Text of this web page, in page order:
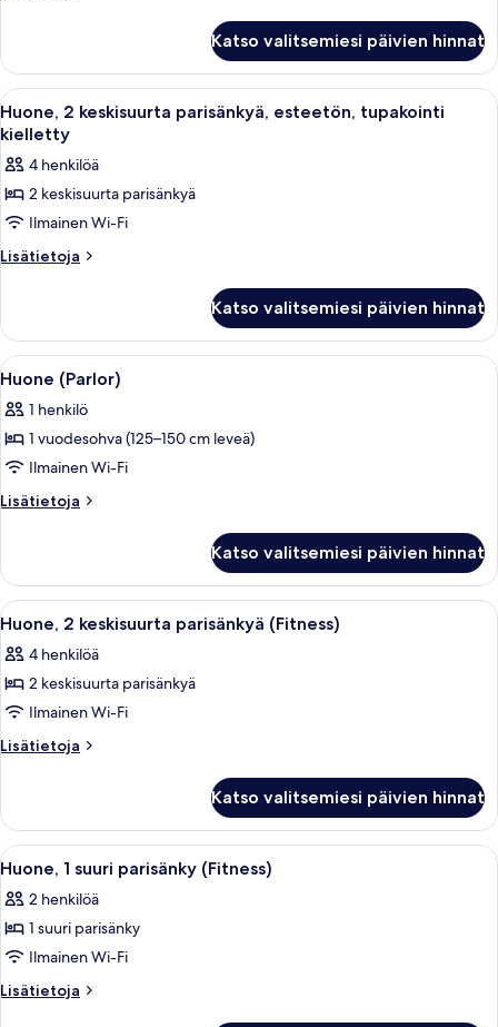
keskisuuri
parisänky
Katso valitsemiesi päivien hinnat
Avaa
kaikki
huonetyypin
Huone,
2
keskisuurta
parisänkyä,
kielletty
kuvat
Hotellihuone, jossa on kaksi
4
Huone, 2 keskisuurta parisänkyä, esteetön, tupakointi
kielletty
4 henkilöä
2 keskisuurta parisänkyä
Ilmainen Wi-Fi
Lisätietoja
Lisätietoja
keskisuurta
parisänkyä,
esteetön,
tupakointi
kielletty
Katso valitsemiesi päivien hinnat
Avaa
kaikki
huonetyypin
Huone
(Parlor)
kuvat
Moderni hotellihuone, jossa on
4
Huone (Parlor)
1 henkilö
1 vuodesohva (125–150 cm leveä)
Ilmainen Wi-Fi
Lisätietoja
Lisätietoja
Katso valitsemiesi päivien hinnat
Avaa
kaikki
huonetyypin
Huone,
2
keskisuurta
kuvat
Huoneessa on kuntopyörä,
2
Huone, 2 keskisuurta parisänkyä (Fitness)
4 henkilöä
2 keskisuurta parisänkyä
Ilmainen Wi-Fi
Lisätietoja
Lisätietoja
keskisuurta
parisänkyä
(Fitness)
Katso valitsemiesi päivien hinnat
Avaa
kaikki
huonetyypin
Huone,
1
suuri
Hotellihuone, jossa on suuri sänky,
4
Huone, 1 suuri parisänky (Fitness)
2 henkilöä
1 suuri parisänky
Ilmainen Wi-Fi
Lisätietoja
Lisätietoja